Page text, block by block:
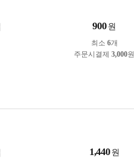
900 원
최소 6개
주문시결제 3,000원
1,440 원